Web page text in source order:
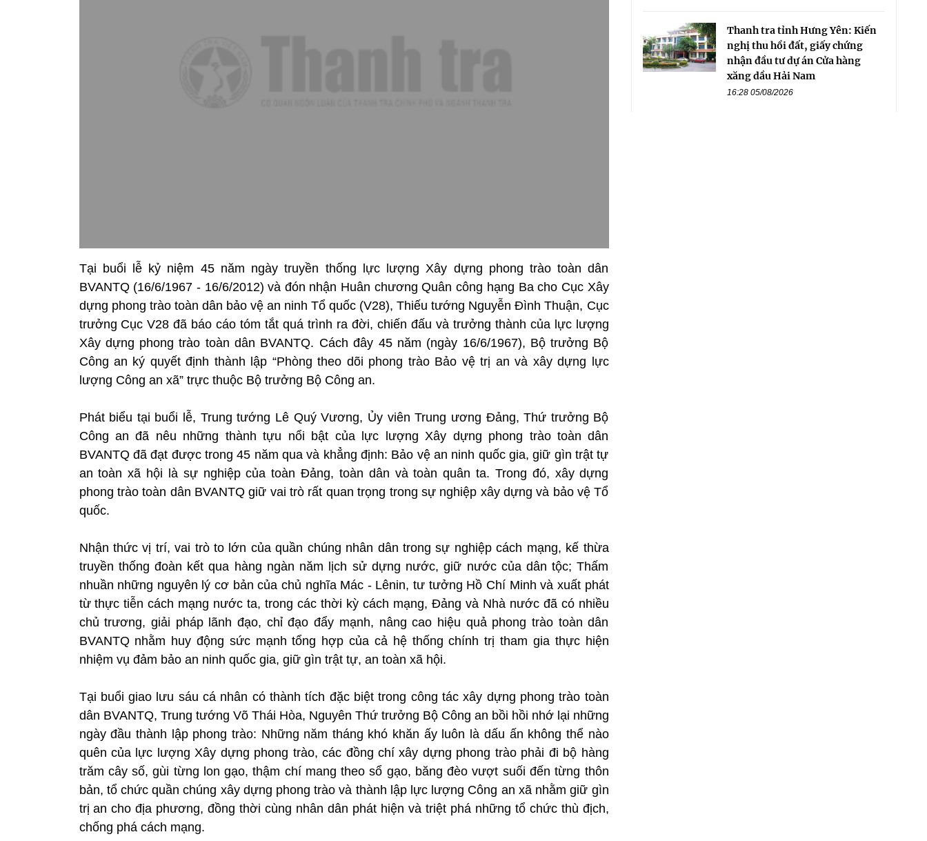
Tại buổi lễ kỷ niệm 45 năm ngày truyền thống lực lượng Xây dựng phong trào toàn dân
BVANTQ (16/6/1967 - 16/6/2012) và đón nhận Huân chương Quân công hạng Ba cho Cục Xây
dựng phong trào toàn dân bảo vệ an ninh Tổ quốc (V28), Thiếu tướng Nguyễn Đình Thuận, Cục
trưởng Cục V28 đã báo cáo tóm tắt quá trình ra đời, chiến đấu và trưởng thành của lực lượng
Xây dựng phong trào toàn dân BVANTQ. Cách đây 45 năm (ngày 16/6/1967), Bộ trưởng Bộ
Công an ký quyết định thành lập “Phòng theo dõi phong trào Bảo vệ trị an và xây dựng lực
lượng Công an xã” trực thuộc Bộ trưởng Bộ Công an.
Phát biểu tại buổi lễ, Trung tướng Lê Quý Vương, Ủy viên Trung ương Đảng, Thứ trưởng Bộ
Công an đã nêu những thành tựu nổi bật của lực lượng Xây dựng phong trào toàn dân
BVANTQ đã đạt được trong 45 năm qua và khẳng định: Bảo vệ an ninh quốc gia, giữ gìn trật tự
an toàn xã hội là sự nghiệp của toàn Đảng, toàn dân và toàn quân ta. Trong đó, xây dựng
phong trào toàn dân BVANTQ giữ vai trò rất quan trọng trong sự nghiệp xây dựng và bảo vệ Tổ
quốc.
Nhận thức vị trí, vai trò to lớn của quần chúng nhân dân trong sự nghiệp cách mạng, kế thừa
truyền thống đoàn kết qua hàng ngàn năm lịch sử dựng nước, giữ nước của dân tộc; Thấm
nhuần những nguyên lý cơ bản của chủ nghĩa Mác - Lênin, tư tưởng Hồ Chí Minh và xuất phát
từ thực tiễn cách mạng nước ta, trong các thời kỳ cách mạng, Đảng và Nhà nước đã có nhiều
chủ trương, giải pháp lãnh đạo, chỉ đạo đẩy mạnh, nâng cao hiệu quả phong trào toàn dân
BVANTQ nhằm huy động sức mạnh tổng hợp của cả hệ thống chính trị tham gia thực hiện
nhiệm vụ đảm bảo an ninh quốc gia, giữ gìn trật tự, an toàn xã hội.
Tại buổi giao lưu sáu cá nhân có thành tích đặc biệt trong công tác xây dựng phong trào toàn
dân BVANTQ, Trung tướng Võ Thái Hòa, Nguyên Thứ trưởng Bộ Công an bồi hồi nhớ lại những
ngày đầu thành lập phong trào: Những năm tháng khó khăn ấy luôn là dấu ấn không thể nào
quên của lực lượng Xây dựng phong trào, các đồng chí xây dựng phong trào phải đi bộ hàng
trăm cây số, gùi từng lon gạo, thậm chí mang theo sổ gạo, băng đèo vượt suối đến từng thôn
bản, tổ chức quần chúng xây dựng phong trào và thành lập lực lượng Công an xã nhằm giữ gìn
trị an cho địa phương, đồng thời cùng nhân dân phát hiện và triệt phá những tổ chức thù địch,
chống phá cách mạng.
Thanh tra tỉnh Hưng Yên: Kiến
nghị thu hồi đất, giấy chứng
nhận đầu tư dự án Cửa hàng
xăng dầu Hải Nam
16:28 05/08/2026